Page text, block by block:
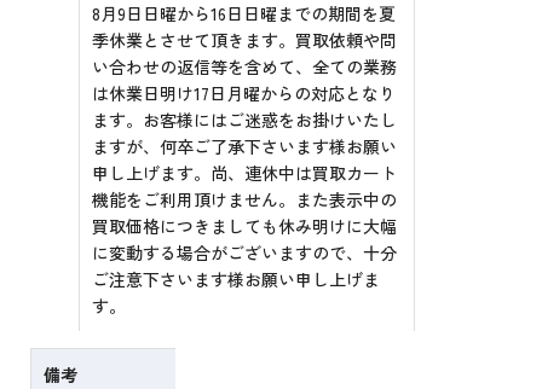
8月9日日曜から16日日曜までの期間を夏
季休業とさせて頂きます。買取依頼や問
い合わせの返信等を含めて、全ての業務
は休業日明け17日月曜からの対応となり
ます。お客様にはご迷惑をお掛けいたし
ますが、何卒ご了承下さいます様お願い
申し上げます。尚、連休中は買取カート
機能をご利用頂けません。また表示中の
買取価格につきましても休み明けに大幅
に変動する場合がございますので、十分
ご注意下さいます様お願い申し上げま
す。
備考